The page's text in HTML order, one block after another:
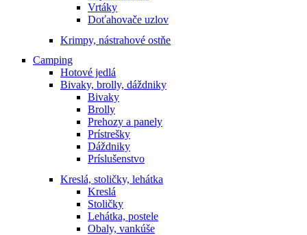
Vrtáky
Doťahovače uzlov
Krimpy, nástrahové ostňe
Camping
Hotové jedlá
Bivaky, brolly, dáždniky
Bivaky
Brolly
Prehozy a panely
Prístrešky
Dáždniky
Príslušenstvo
Kreslá, stoličky, lehátka
Kreslá
Stoličky
Lehátka, postele
Obaly, vankúše